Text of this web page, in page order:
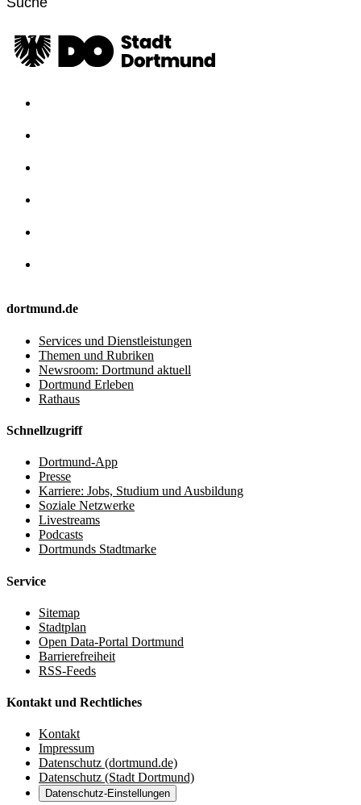
dortmund.de
Services und Dienstleistungen
Themen und Rubriken
Newsroom: Dortmund aktuell
Dortmund Erleben
Rathaus
Schnellzugriff
Dortmund-App
Presse
Karriere: Jobs, Studium und Ausbildung
Soziale Netzwerke
Livestreams
Podcasts
Dortmunds Stadtmarke
Service
Sitemap
Stadtplan
Open Data-Portal Dortmund
Barrierefreiheit
RSS-Feeds
Kontakt und Rechtliches
Kontakt
Impressum
Datenschutz (dortmund.de)
Datenschutz (Stadt Dortmund)
Datenschutz-Einstellungen